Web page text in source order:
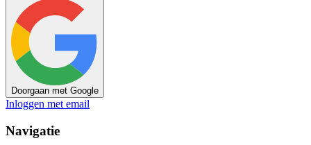
Doorgaan met Google
Inloggen met email
Navigatie